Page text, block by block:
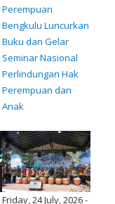
Perempuan
Bengkulu Luncurkan
Buku dan Gelar
Seminar Nasional
Perlindungan Hak
Perempuan dan
Anak
Friday, 24 July, 2026 -